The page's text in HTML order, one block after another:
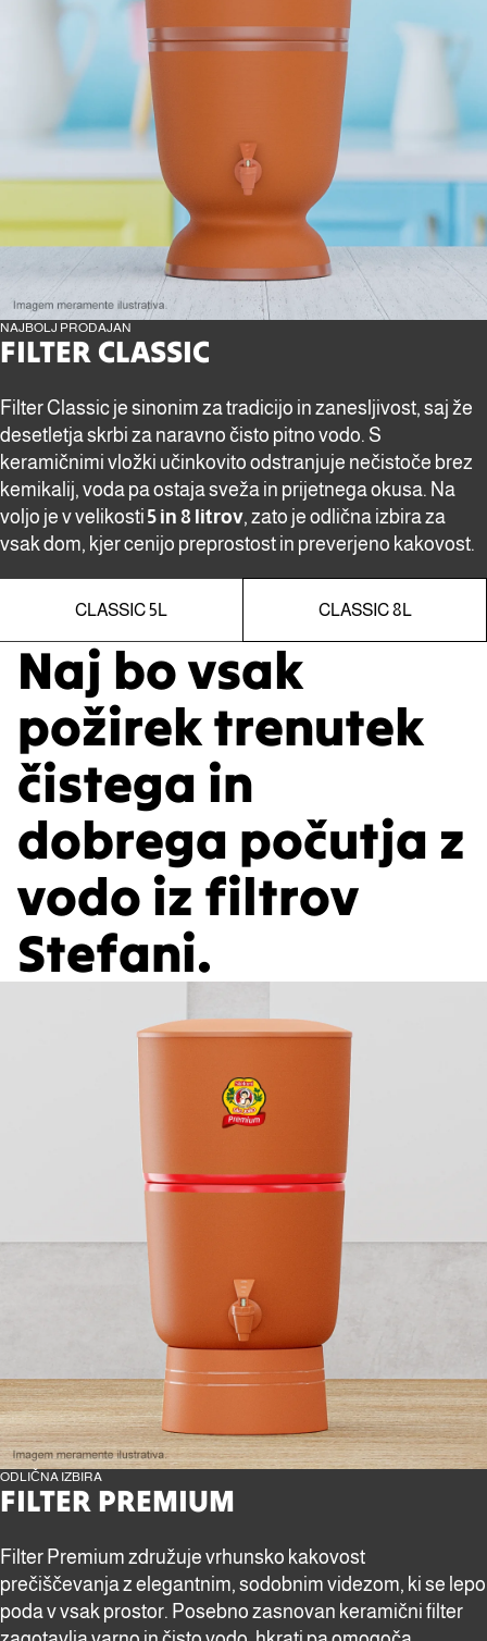
NAJBOLJ PRODAJAN
FILTER CLASSIC
Filter Classic je sinonim za tradicijo in zanesljivost, saj že
desetletja skrbi za naravno čisto pitno vodo. S
keramičnimi vložki učinkovito odstranjuje nečistoče brez
kemikalij, voda pa ostaja sveža in prijetnega okusa. Na
voljo je v velikosti 5 in 8 litrov, zato je odlična izbira za
vsak dom, kjer cenijo preprostost in preverjeno kakovost.
CLASSIC 5L CLASSIC 8L
Naj bo vsak
požirek trenutek
čistega in
dobrega počutja z
vodo iz filtrov
Stefani.
ODLIČNA IZBIRA
FILTER PREMIUM
Filter Premium združuje vrhunsko kakovost
prečiščevanja z elegantnim, sodobnim videzom, ki se lepo
poda v vsak prostor. Posebno zasnovan keramični filter